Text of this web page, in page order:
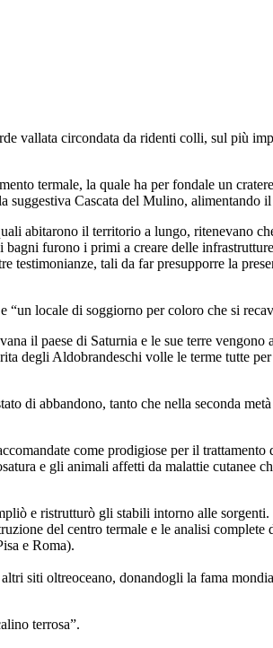
vallata circondata da ridenti colli, sul più
termale, la quale ha per fondale un
Cascata del Mulino, alimentando
abitarono il territorio a lungo, ritenevano
furono i primi a creare delle
testimonianze, tali da far presupporre la
locale di soggiorno per coloro che si
il paese di Saturnia e le sue terre vengono
degli Aldobrandeschi volle le terme tutte
di abbandono, tanto che nella seconda
come prodigiose per il trattamento
e gli animali affetti da malattie cutanee
e ristrutturò gli stabili intorno alle sorgenti.
del centro termale e le analisi complete
e Roma).
siti oltreoceano, donandogli la fama
terrosa”.